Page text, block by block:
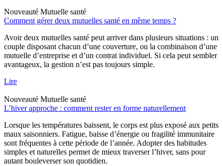
Nouveauté Mutuelle santé
Comment gérer deux mutuelles santé en même temps ?
Avoir deux mutuelles santé peut arriver dans plusieurs situations : un
couple disposant chacun d’une couverture, ou la combinaison d’une
mutuelle d’entreprise et d’un contrat individuel. Si cela peut sembler
avantageux, la gestion n’est pas toujours simple.
Lire
Nouveauté Mutuelle santé
L’hiver approche : comment rester en forme naturellement
Lorsque les températures baissent, le corps est plus exposé aux petits
maux saisonniers. Fatigue, baisse d’énergie ou fragilité immunitaire
sont fréquentes à cette période de l’année. Adopter des habitudes
simples et naturelles permet de mieux traverser l’hiver, sans pour
autant bouleverser son quotidien.